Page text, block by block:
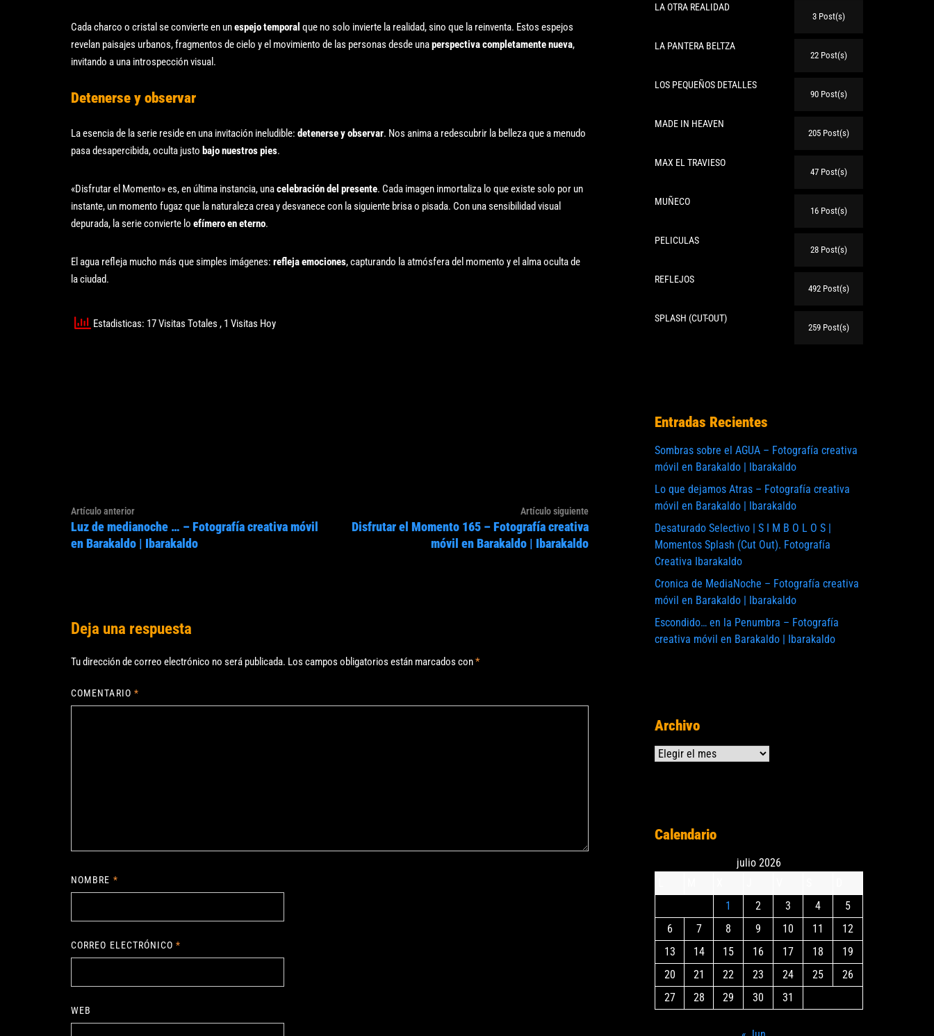
Cada charco o cristal se convierte en unespejo temporal que no solo invierte la realidad, sino que la reinventa. Estos espejos
revelan paisajes urbanos, fragmentos de cielo y el movimiento de las personas desde unaperspectiva completamente nueva,
invitando a una introspección visual.
Detenerse y observar
La esencia de la serie reside en una invitación ineludible: detenerse y observar. Nos anima a redescubrir la belleza que a menudo
pasa desapercibida, oculta justo bajo nuestros pies.
«Disfrutar el Momento» es, en última instancia, unacelebración del presente. Cada imagen inmortaliza lo que existe solo por un
instante, un momento fugaz que la naturaleza crea y desvanece con la siguiente brisa o pisada. Con una sensibilidad visual
depurada, la serie convierte lo efímero en eterno.
El agua refleja mucho más que simples imágenes: refleja emociones, capturando la atmósfera del momento y el alma oculta de
la ciudad.
Estadisticas: 17 Visitas Totales , 1 Visitas Hoy
Navegación
de
entradas
Artículo anteriorArtículo
anterior:
Luz de medianoche … – Fotografía creativa móvil
en Barakaldo | Ibarakaldo
Artículo siguienteArtículo
siguiente:
Disfrutar el Momento 165 – Fotografía creativa
móvil en Barakaldo | Ibarakaldo
Deja una respuesta
Tu dirección de correo electrónico no será publicada. Los campos obligatorios están marcados con*
COMENTARIO *
NOMBRE *
CORREO ELECTRÓNICO*
WEB
LA OTRA REALIDAD
3 Post(s)
LA PANTERA BELTZA
22 Post(s)
LOS PEQUEÑOS DETALLES
90 Post(s)
MADE IN HEAVEN
205 Post(s)
MAX EL TRAVIESO
47 Post(s)
MUÑECO
16 Post(s)
PELICULAS
28 Post(s)
REFLEJOS
492 Post(s)
SPLASH (CUT-OUT)
259 Post(s)
Entradas Recientes
Sombras sobre el AGUA – Fotografía creativa
móvil en Barakaldo | Ibarakaldo
Lo que dejamos Atras – Fotografía creativa
móvil en Barakaldo | Ibarakaldo
Desaturado Selectivo | S I M B O L O S |
Momentos Splash (Cut Out). Fotografía
Creativa Ibarakaldo
Cronica de MediaNoche – Fotografía creativa
móvil en Barakaldo | Ibarakaldo
Escondido… en la Penumbra – Fotografía
creativa móvil en Barakaldo | Ibarakaldo
Archivo
Archivos
Calendario
julio 2026
1
2 3 4
5
6
7 8 9 10 11
12
13
14 15 16 17 18
19
20
21 22 23 24 25
26
27
28 29 30 31